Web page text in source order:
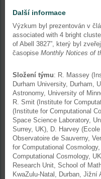
Další informace
Výzkum byl prezentován v
associated with 4 bright
of Abell 3827”, který byl
časopise Monthly Notices of
Složení týmu: R. Massey
Durham University, Durham,
Astronomy, University of
R. Smit (Institute for
(Institute for Computational
Space Science Laboratory,
Surrey, UK), D. Harvey
Observatoire de Sauverny,
for Computational
Computational Cosmology,
Research Unit, School of
KwaZulu-Natal, Durban, Jižní